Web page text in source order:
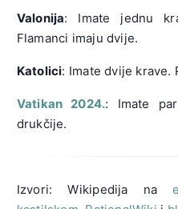
Valonija: Imate jednu
Flamanci imaju dvije.
Katolici: Imate dvije krave.
Vatikan 2024.: Imate
drukčije.
Izvori: Wikipedija na